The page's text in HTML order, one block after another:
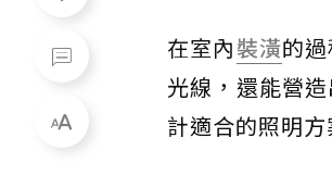
在室內裝潢的
光線，還能營
計適合的照明